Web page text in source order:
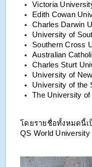
Victoria
Edith Cowan
Charles Darwin
University of
Southern Cross
Australian
Charles Sturt
University of
University of the
The University
โดยรายชื่อทั้งหมดนี้
QS World